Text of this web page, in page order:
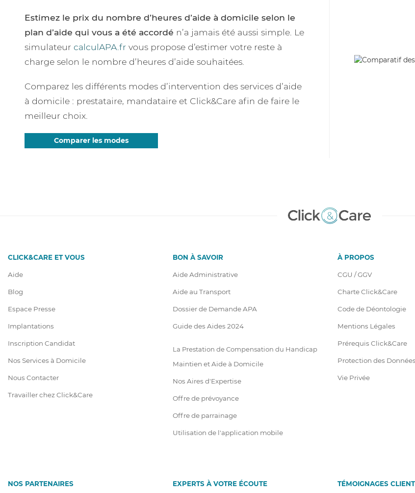
Estimez le prix du nombre d’heures d’aide à domicile selon le
plan d’aide qui vous a été accordé n’a jamais été aussi simple. Le
simulateur calculAPA.fr vous propose d’estimer votre reste à
charge selon le nombre d’heures d’aide souhaitées.
Comparez les différents modes d’intervention des services d’aide
à domicile : prestataire, mandataire et Click&Care afin de faire le
meilleur choix.
Comparer les modes
CLICK&CARE ET VOUS
Aide
Blog
Espace Presse
Implantations
Inscription Candidat
Nos Services à Domicile
Nous Contacter
Travailler chez Click&Care
BON À SAVOIR
Aide Administrative
Aide au Transport
Dossier de Demande APA
Guide des Aides 2024
La Prestation de Compensation du Handicap
Maintien et Aide à Domicile
Nos Aires d'Expertise
Offre de prévoyance
Offre de parrainage
Utilisation de l'application mobile
À PROPOS
CGU / GGV
Charte Click&Care
Code de Déontologie
Mentions Légales
Prérequis Click&Care
Protection des Données
Vie Privée
NOS PARTENAIRES EXPERTS À VOTRE ÉCOUTE TÉMOIGNAGES